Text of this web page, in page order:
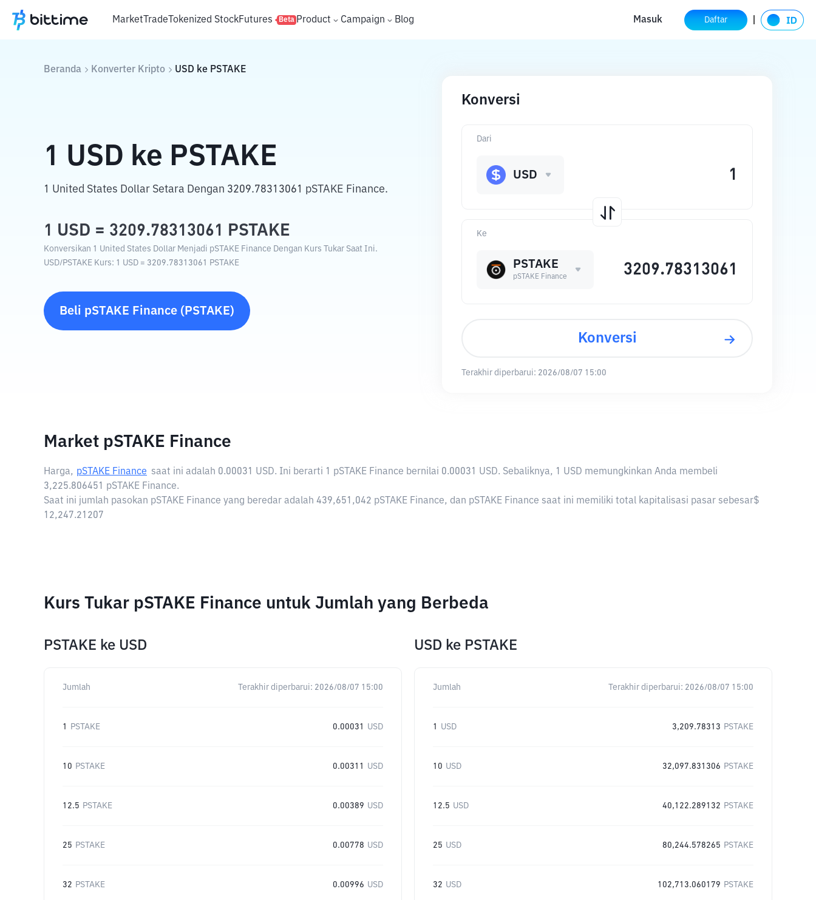
MarketTradeTokenized StockFutures Beta Product Campaign Blog Masuk Daftar
Beranda Konverter Kripto USD ke PSTAKE
1 USD ke PSTAKE
1 United States Dollar Setara Dengan 3209.78313061 pSTAKE Finance.
1 USD = 3209.78313061 PSTAKE
Konversikan 1 United States Dollar Menjadi pSTAKE Finance Dengan Kurs Tukar Saat Ini.
USD/PSTAKE Kurs: 1 USD = 3209.78313061 PSTAKE
Beli pSTAKE Finance ( PSTAKE)
Konversi
Ke
PSTAKE
pSTAKE Finance
Dari
USD
Konversi
Terakhir diperbarui: 2026/08/07 15:00
Market pSTAKE Finance
Harga, pSTAKE Finance saat ini adalah 0.00031 USD. Ini berarti 1 pSTAKE Finance bernilai 0.00031 USD. Sebaliknya, 1 USD memungkinkan Anda membeli
3,225.806451 pSTAKE Finance.
Saat ini jumlah pasokan pSTAKE Finance yang beredar adalah 439,651,042 pSTAKE Finance, dan pSTAKE Finance saat ini memiliki total kapitalisasi pasar sebesar$
12,247.21207
Kurs Tukar pSTAKE Finance untuk Jumlah yang Berbeda
PSTAKE ke USD
Jumlah Terakhir diperbarui: 2026/08/07 15:00
1 PSTAKE 0.00031 USD
10 PSTAKE 0.00311 USD
12.5 PSTAKE 0.00389 USD
25 PSTAKE 0.00778 USD
32 PSTAKE 0.00996 USD
USD ke PSTAKE
Jumlah Terakhir diperbarui: 2026/08/07 15:00
1 USD 3,209.78313 PSTAKE
10 USD 32,097.831306 PSTAKE
12.5 USD 40,122.289132 PSTAKE
25 USD 80,244.578265 PSTAKE
32 USD 102,713.060179 PSTAKE